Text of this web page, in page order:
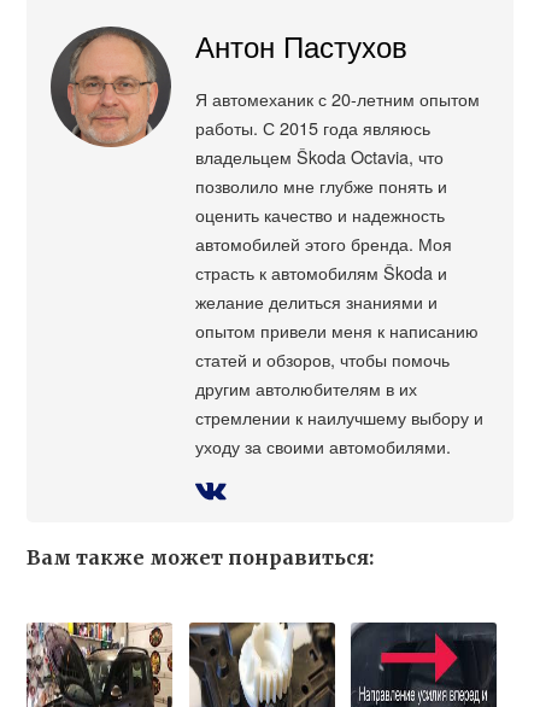
Антон Пастухов
Я автомеханик с 20-летним опытом
работы. С 2015 года являюсь
владельцем Škoda Octavia, что
позволило мне глубже понять и
оценить качество и надежность
автомобилей этого бренда. Моя
страсть к автомобилям Škoda и
желание делиться знаниями и
опытом привели меня к написанию
статей и обзоров, чтобы помочь
другим автолюбителям в их
стремлении к наилучшему выбору и
уходу за своими автомобилями.
Вам также может понравиться: